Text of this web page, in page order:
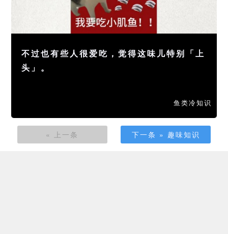
不过也有些人很爱吃，觉得这味儿特别「上
头」。
鱼类冷知识
« 上一条 下一条 » 趣味知识